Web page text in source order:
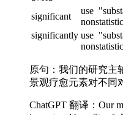
significant
use
significantly use
原句：我们的研究主
景观疗愈元素对不同
ChatGPT 翻译：Our